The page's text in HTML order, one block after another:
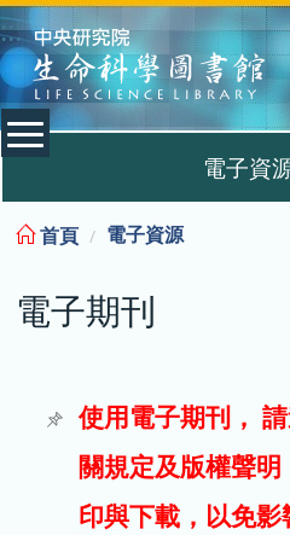
:::
電子資
電子期
試用
首頁 電子資源
電子期刊
使用電子期刊，
關規定及版權聲
印與下載，以免